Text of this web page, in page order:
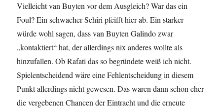
Vielleicht van Buyten vor dem Ausgleich? War das ein
Foul? Ein schwacher Schiri pfeifft hier ab. Ein starker
würde wohl sagen, dass van Buyten Galindo zwar
„kontaktiert“ hat, der allerdings nix anderes wollte als
hinzufallen. Ob Rafati das so begründete weiß ich nicht.
Spielentscheidend wäre eine Fehlentscheidung in diesem
Punkt allerdings nicht gewesen. Das waren dann schon eher
die vergebenen Chancen der Eintracht und die erneute